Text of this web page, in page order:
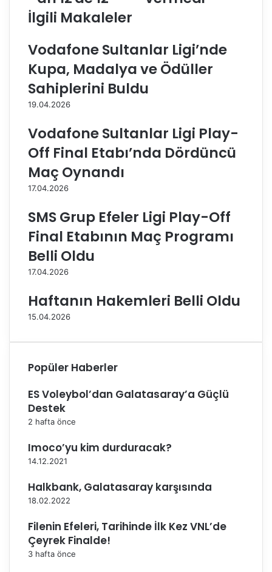
V
k
f
B
a
n
'
t
a
n
1
'
d
e
2
a
ş
ı
V
i
A
s
e
r
m
İlgili Makaleler
Vodafone Sultanlar Ligi’nde
Kupa, Madalya ve Ödüller
Sahiplerini Buldu
19.04.2026
Vodafone Sultanlar Ligi Play-
Off Final Etabı’nda Dördüncü
Maç Oynandı
17.04.2026
SMS Grup Efeler Ligi Play-Off
Final Etabının Maç Programı
Belli Oldu
17.04.2026
Haftanın Hakemleri Belli Oldu
15.04.2026
Popüler Haberler
ES Voleybol’dan Galatasaray’a Güçlü
Destek
2 hafta önce
Imoco’yu kim durduracak?
14.12.2021
Halkbank, Galatasaray karşısında
18.02.2022
Filenin Efeleri, Tarihinde İlk Kez VNL’de
Çeyrek Finalde!
3 hafta önce